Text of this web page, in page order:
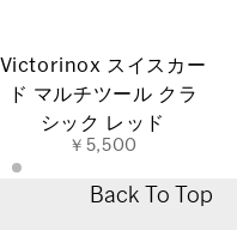
Victorinox スイスカー
ド マルチツール クラ
シック レッド
￥5,500
Back To Top